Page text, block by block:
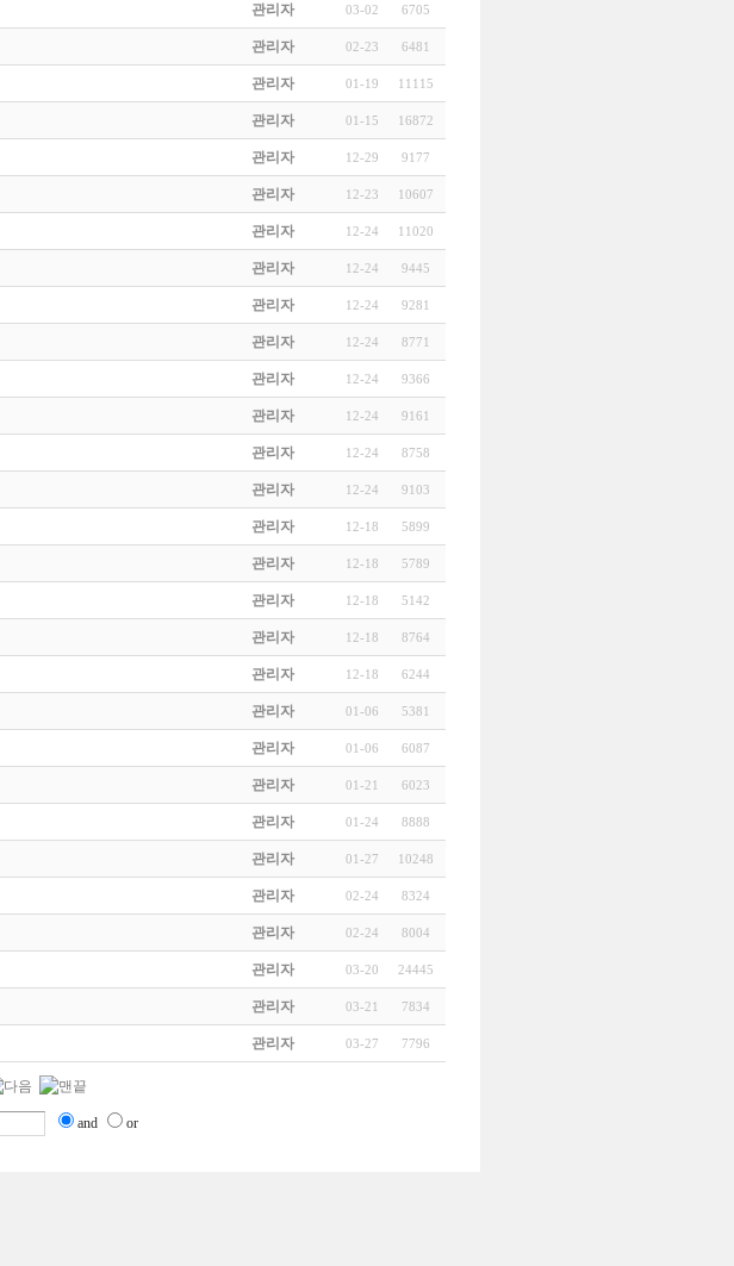
관리자 03-02 6705
관리자 02-23 6481
관리자 01-19 11115
관리자 01-15 16872
관리자 12-29 9177
관리자 12-23 10607
관리자 12-24 11020
관리자 12-24 9445
관리자 12-24 9281
관리자 12-24 8771
관리자 12-24 9366
관리자 12-24 9161
관리자 12-24 8758
관리자 12-24 9103
관리자 12-18 5899
관리자 12-18 5789
관리자 12-18 5142
관리자 12-18 8764
관리자 12-18 6244
관리자 01-06 5381
관리자 01-06 6087
관리자 01-21 6023
관리자 01-24 8888
관리자 01-27 10248
관리자 02-24 8324
관리자 02-24 8004
관리자 03-20 24445
관리자 03-21 7834
관리자 03-27 7796
and or